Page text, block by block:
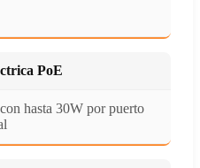
PoE
hasta 30W por puerto